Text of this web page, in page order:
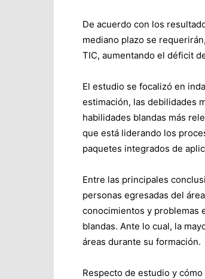
De acuerdo con los
mediano plazo se
TIC, aumentando el déficit
El estudio se focalizó en
estimación, las debilidades
habilidades blandas más
que está liderando los
paquetes integrados de
Entre las principales
personas egresadas del
conocimientos y problemas
blandas. Ante lo cual, la
áreas durante su formación.
Respecto de estudio y